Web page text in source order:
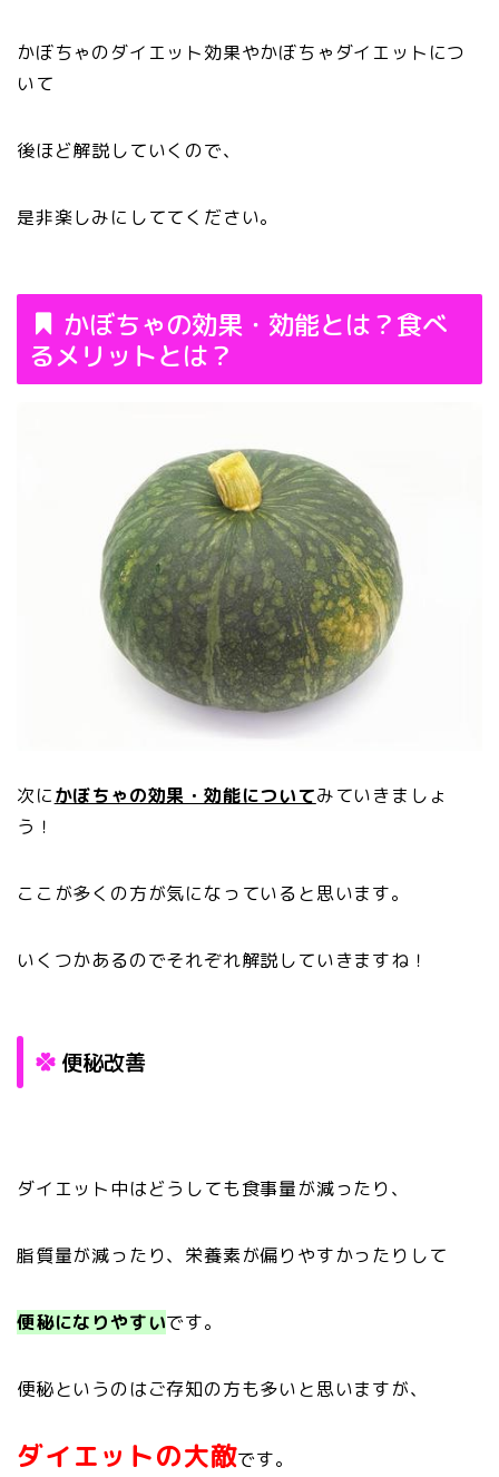
かぼちゃのダイエット効果やかぼちゃダイエットにつ
いて
後ほど解説していくので、
是非楽しみにしててください。
かぼちゃの効果・効能とは？食べ
るメリットとは？
次にかぼちゃの効果・効能についてみていきましょ
う！
ここが多くの方が気になっていると思います。
いくつかあるのでそれぞれ解説していきますね！
便秘改善
ダイエット中はどうしても食事量が減ったり、
脂質量が減ったり、栄養素が偏りやすかったりして
便秘になりやすいです。
便秘というのはご存知の方も多いと思いますが、
ダイエットの大敵です。